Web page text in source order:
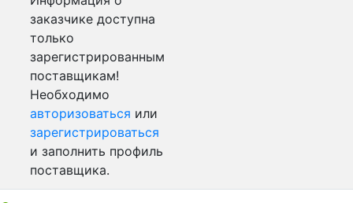
заказчике доступна
только
зарегистрированным
поставщикам!
Необходимо
авторизоваться или
зарегистрироваться
и заполнить профиль
поставщика.